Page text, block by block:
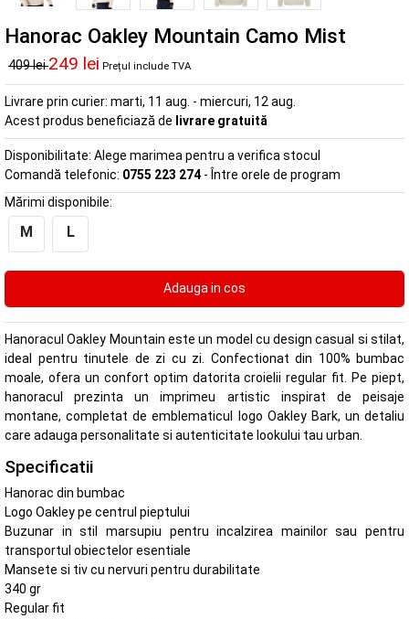
Hanorac Oakley Mountain Camo Mist
409 lei249 lei Prețul include TVA
Livrare prin curier: marti, 11 aug. - miercuri, 12 aug.
Acest produs beneficiază de livrare gratuită
Disponibilitate: Alege marimea pentru a verifica stocul
Comandă telefonic: 0755 223 274 - Între orele de program
Mărimi disponibile:
M L
Hanoracul Oakley Mountain este un model cu design casual si stilat,
ideal pentru tinutele de zi cu zi. Confectionat din 100% bumbac
moale, ofera un confort optim datorita croielii regular fit. Pe piept,
hanoracul prezinta un imprimeu artistic inspirat de peisaje
montane, completat de emblematicul logo Oakley Bark, un detaliu
care adauga personalitate si autenticitate lookului tau urban.
Specificatii
Hanorac din bumbac
Logo Oakley pe centrul pieptului
Buzunar in stil marsupiu pentru incalzirea mainilor sau pentru
transportul obiectelor esentiale
Mansete si tiv cu nervuri pentru durabilitate
340 gr
Regular fit